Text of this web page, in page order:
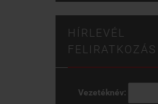
HÍRLEVÉL
FELIRATKOZÁS
Vezetéknév: